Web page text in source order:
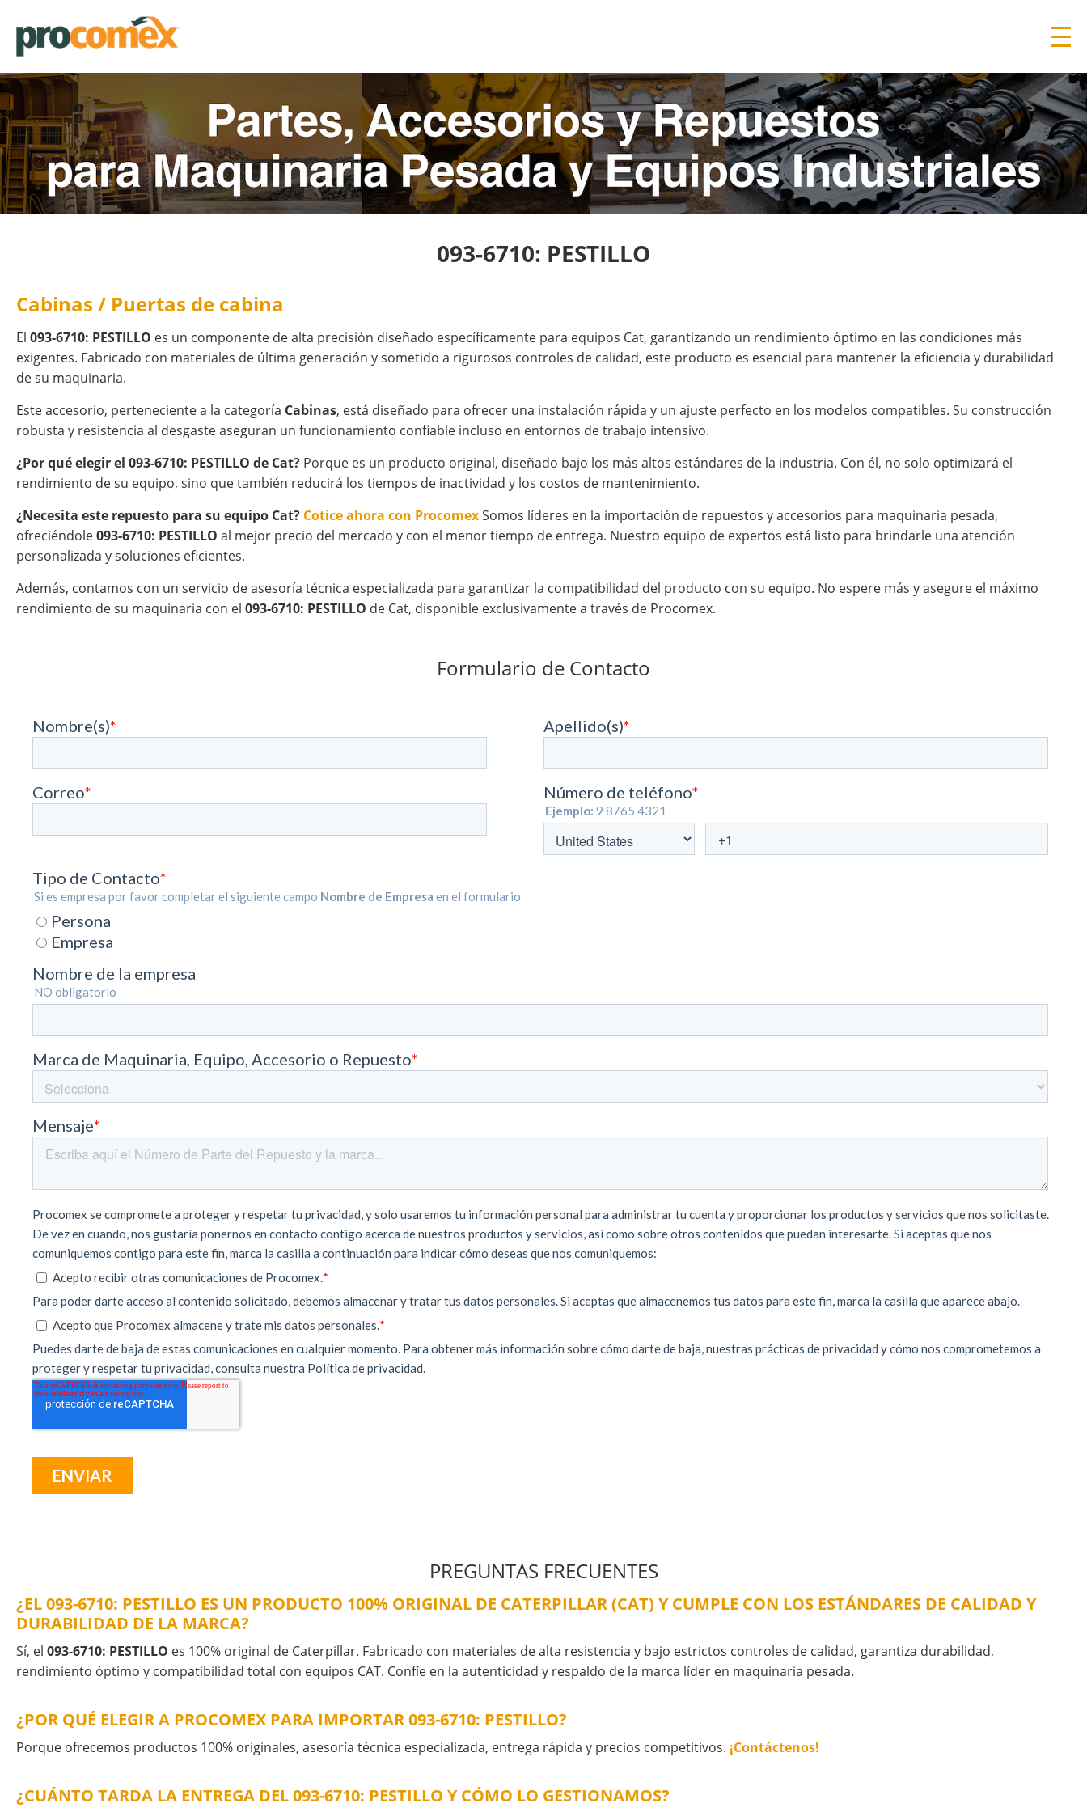
093-6710: PESTILLO
Cabinas / Puertas de cabina
El 093-6710: PESTILLO es un componente de alta precisión diseñado específicamente para equipos Cat, garantizando un rendimiento óptimo en las condiciones más
exigentes. Fabricado con materiales de última generación y sometido a rigurosos controles de calidad, este producto es esencial para mantener la eficiencia y durabilidad
de su maquinaria.
Este accesorio, perteneciente a la categoría Cabinas, está diseñado para ofrecer una instalación rápida y un ajuste perfecto en los modelos compatibles. Su construcción
robusta y resistencia al desgaste aseguran un funcionamiento confiable incluso en entornos de trabajo intensivo.
¿Por qué elegir el 093-6710: PESTILLO de Cat? Porque es un producto original, diseñado bajo los más altos estándares de la industria. Con él, no solo optimizará el
rendimiento de su equipo, sino que también reducirá los tiempos de inactividad y los costos de mantenimiento.
¿Necesita este repuesto para su equipo Cat? Cotice ahora con ProcomexSomos líderes en la importación de repuestos y accesorios para maquinaria pesada,
ofreciéndole093-6710: PESTILLO al mejor precio del mercado y con el menor tiempo de entrega. Nuestro equipo de expertos está listo para brindarle una atención
personalizada y soluciones eficientes.
Además, contamos con un servicio de asesoría técnica especializada para garantizar la compatibilidad del producto con su equipo. No espere más y asegure el máximo
rendimiento de su maquinaria con el 093-6710: PESTILLO de Cat, disponible exclusivamente a través de Procomex.
Formulario de Contacto
PREGUNTAS FRECUENTES
¿EL 093-6710: PESTILLO ES UN PRODUCTO 100% ORIGINAL DE CATERPILLAR (CAT) Y CUMPLE CON LOS ESTÁNDARES DE CALIDAD Y
DURABILIDAD DE LA MARCA?
Sí, el 093-6710: PESTILLO es 100% original de Caterpillar. Fabricado con materiales de alta resistencia y bajo estrictos controles de calidad, garantiza durabilidad,
rendimiento óptimo y compatibilidad total con equipos CAT. Confíe en la autenticidad y respaldo de la marca líder en maquinaria pesada.
¿POR QUÉ ELEGIR A PROCOMEX PARA IMPORTAR 093-6710: PESTILLO?
Porque ofrecemos productos 100% originales, asesoría técnica especializada, entrega rápida y precios competitivos. ¡Contáctenos!
¿CUÁNTO TARDA LA ENTREGA DEL 093-6710: PESTILLO Y CÓMO LO GESTIONAMOS?